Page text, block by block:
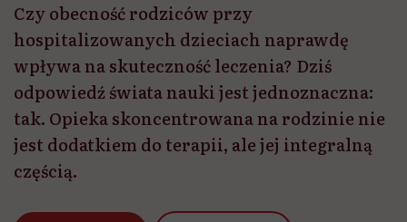
Czy obecność rodziców przy
hospitalizowanych dzieciach naprawdę
wpływa na skuteczność leczenia? Dziś
odpowiedź świata nauki jest jednoznaczna:
tak. Opieka skoncentrowana na rodzinie nie
jest dodatkiem do terapii, ale jej integralną
częścią.